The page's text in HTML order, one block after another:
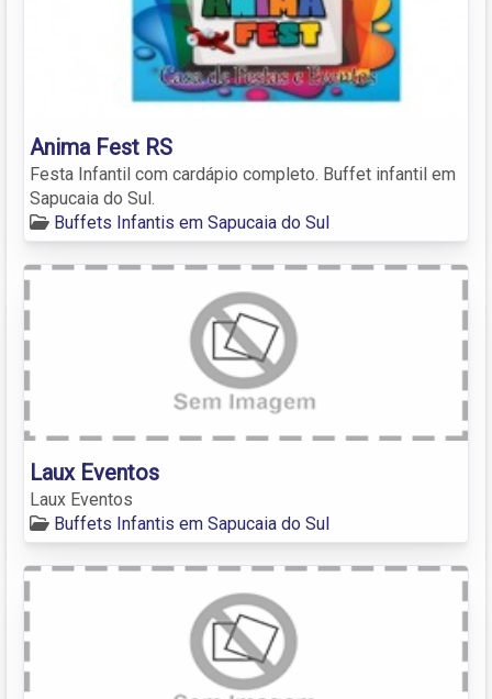
Anima Fest RS
Festa Infantil com cardápio completo. Buffet infantil em
Sapucaia do Sul.
Buffets Infantis em Sapucaia do Sul
Laux Eventos
Laux Eventos
Buffets Infantis em Sapucaia do Sul